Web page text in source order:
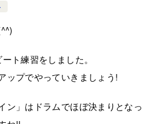
ト練習をしました。
ップでやっていきましょう!
ン」はドラムでほぼ決まりとなっ